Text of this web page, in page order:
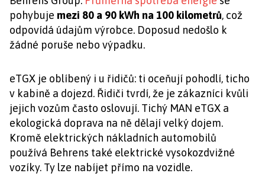
pohybuje mezi 80 a 90 kWh na 100 kilometrů, což
odpovídá údajům výrobce. Doposud nedošlo k
žádné poruše nebo výpadku.
eTGX je oblíbený i u řidičů: ti oceňují pohodlí, ticho
v kabině a dojezd. Řidiči tvrdí, že je zákazníci kvůli
jejich vozům často oslovují. Tichý MAN eTGX a
ekologická doprava na ně dělají velký dojem.
Kromě elektrických nákladních automobilů
používá Behrens také elektrické vysokozdvižné
vozíky. Ty lze nabíjet přímo na vozidle.